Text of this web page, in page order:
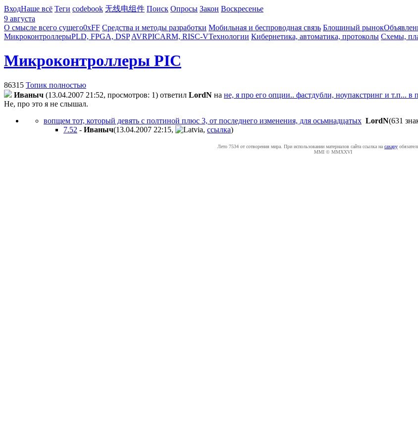
ВходНаше всё Теги codebook 无线电组件 Поиск Опросы Закон Воскресенье
9 августа
О смысле всего сущего0xFF Средства и методы разработки Мобильная и беспроводная связь Блошиный рынок
МикроконтроллерыPLD, FPGA, DSP AVRPICARM, RISC-VТехнологии Кибернетика, автоматика, протоколы Схемы,
Микроконтроллеры PIC
86315 Топик полностью
Иваныч (13.04.2007 21:52, просмотров: 1) ответил LordN на не, я про его опции.. фастдубли, ноупакстринг и т.п...
Не, про это я не слышал.
вопщем тот, который девять с полтиной плюс 3, от последнего изменения, для осьмнадцатых LordN(631
7.52 - Иваныч(13.04.2007 22:15, , ссылка)
Лето 7534 от сотворения мира. При использовании материалов сайта ссылка на caxapу
MMI © MMXXVI